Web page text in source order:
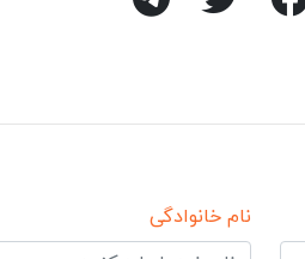
نام خانوادگی